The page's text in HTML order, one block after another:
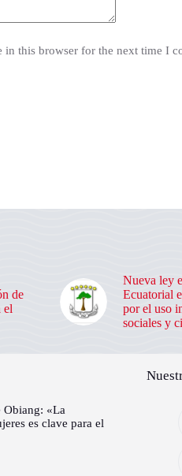
in this browser for the next time I
de
el
Nueva ley
Ecuatorial
por el uso
sociales y
Obiang: «La
es clave para el